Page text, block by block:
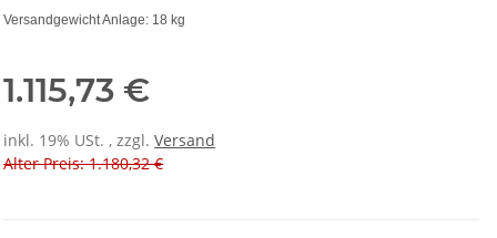
Versandgewicht Anlage: 18 kg
1.115,73 €
inkl. 19% USt. , zzgl.Versand
Alter Preis: 1.180,32 €